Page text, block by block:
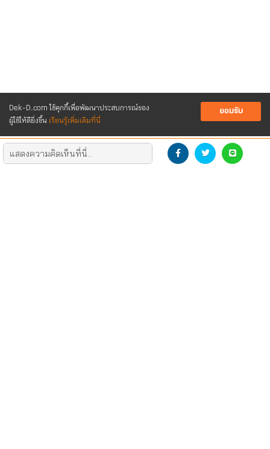
Dek-D.com ใช้คุกกี้เพื่อพัฒนาประสบการณ์ของ
ผู้ใช้ให้ดียิ่งขึ้น เรียนรู้เพิ่มเติมที่นี่
ยอมรับ